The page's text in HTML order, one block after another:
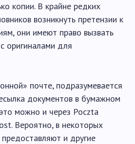
копии. В крайне редких
возникнуть претензии к
они имеют право вызвать
оригиналами для
почте, подразумевается
документов в бумажном
можно и через Poczta
Вероятно, в некоторых
предоставляют и другие